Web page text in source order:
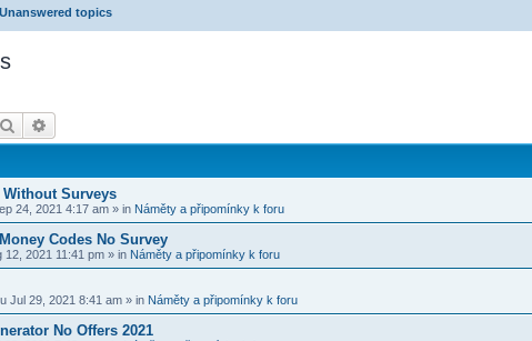
Unanswered topics
Search
Without Surveys
24, 2021 4:17 am » in Náměty a připomínky k foru
Codes No Survey
12, 2021 11:41 pm » in Náměty a připomínky k foru
Jul 29, 2021 8:41 am » in Náměty a připomínky k foru
No Offers 2021